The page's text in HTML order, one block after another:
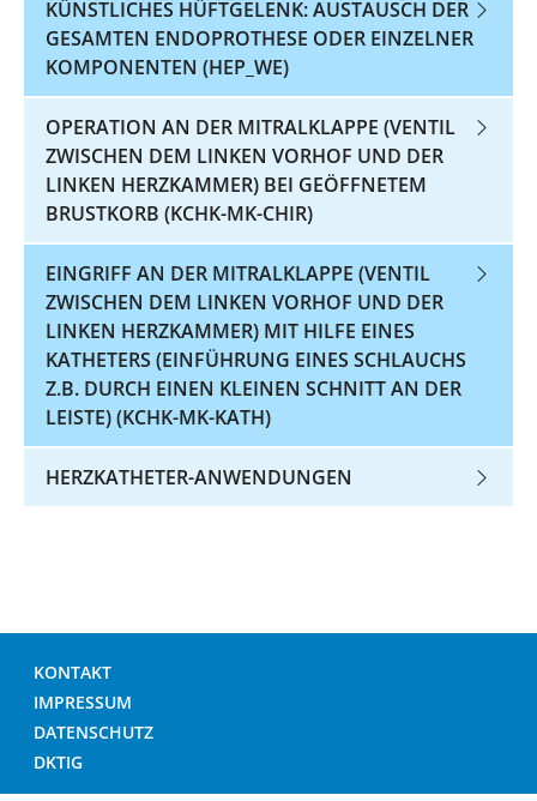
KÜNSTLICHES HÜFTGELENK: AUSTAUSCH DER
GESAMTEN ENDOPROTHESE ODER EINZELNER
KOMPONENTEN (HEP_WE)
OPERATION AN DER MITRALKLAPPE (VENTIL
ZWISCHEN DEM LINKEN VORHOF UND DER
LINKEN HERZKAMMER) BEI GEÖFFNETEM
BRUSTKORB (KCHK-MK-CHIR)
EINGRIFF AN DER MITRALKLAPPE (VENTIL
ZWISCHEN DEM LINKEN VORHOF UND DER
LINKEN HERZKAMMER) MIT HILFE EINES
KATHETERS (EINFÜHRUNG EINES SCHLAUCHS
Z.B. DURCH EINEN KLEINEN SCHNITT AN DER
LEISTE) (KCHK-MK-KATH)
HERZKATHETER-ANWENDUNGEN
KONTAKT
IMPRESSUM
DATENSCHUTZ
DKTIG